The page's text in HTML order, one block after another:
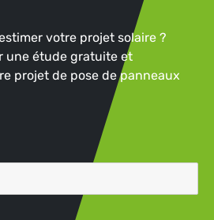
votre projet solaire ?
une étude gratuite et
projet de pose de panneaux